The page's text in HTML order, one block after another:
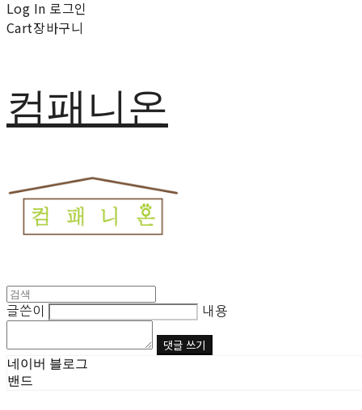
Log In 로그인
Cart장바구니
컴패니온
글쓴이 내용
댓글 쓰기
네이버 블로그
밴드